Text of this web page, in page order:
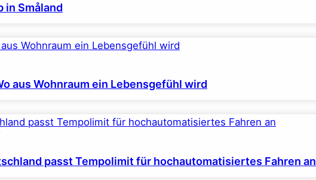
in Småland
aus Wohnraum ein Lebensgefühl wird
passt Tempolimit für hochautomatisiertes Fahren an